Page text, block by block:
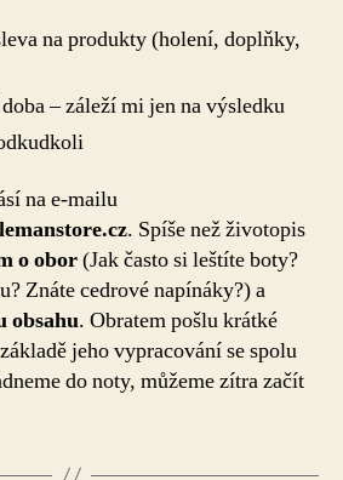
na produkty (holení, doplňky,
– záleží mi jen na výsledku
na e-mailu
. Spíše než životopis
o obor(Jak často si leštíte boty?
Znáte cedrové napínáky?) a
obsahu. Obratem pošlu krátké
jeho vypracování se spolu
do noty, můžeme zítra začít